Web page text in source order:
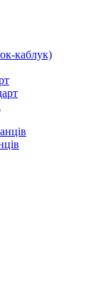
каблук)